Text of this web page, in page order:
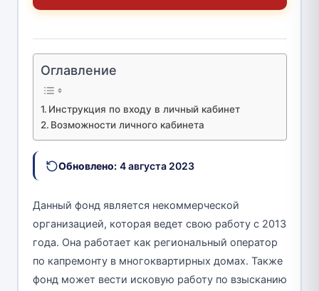
Оглавление
Инструкция по входу в личный кабинет
Возможности личного кабинета
Обновлено: 4 августа 2023
Данный фонд является некоммерческой
организацией, которая ведет свою работу с 2013
года. Она работает как региональный оператор
по капремонту в многоквартирных домах. Также
фонд может вести исковую работу по взысканию